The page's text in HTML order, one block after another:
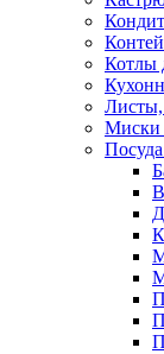
Котлы
Миски